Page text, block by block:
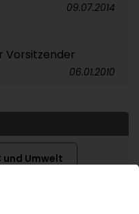
09.07.2014
Vorsitzender
06.01.2010
Umwelt
GmbH